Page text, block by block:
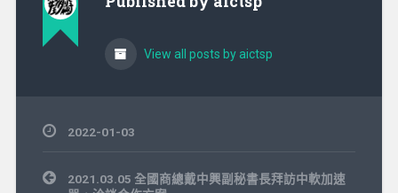
View all posts by aictsp
2022-01-03
文
章
2021.03.05 全國商總戴中興副秘書長拜訪中軟加速